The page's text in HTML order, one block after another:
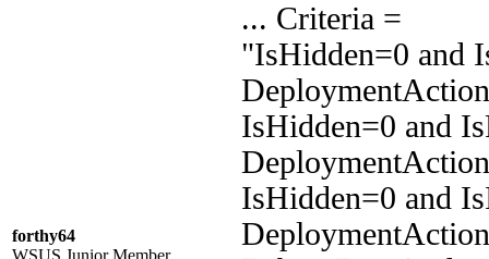
forthy64
WSUS Junior Member
... Criteria =
"IsHidden=0 and
IsHidden=0 and
IsHidden=0 and